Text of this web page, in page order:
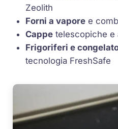
Zeolith
Forni a vapore e
Cappe telescopiche e
Frigoriferi e
tecnologia FreshSafe